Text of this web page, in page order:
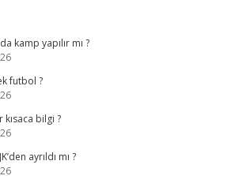
kamp yapılır mı ?
futbol ?
bilgi ?
ayrıldı mı ?